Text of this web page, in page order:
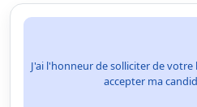
J'ai l'honneur de solliciter de
accepter ma